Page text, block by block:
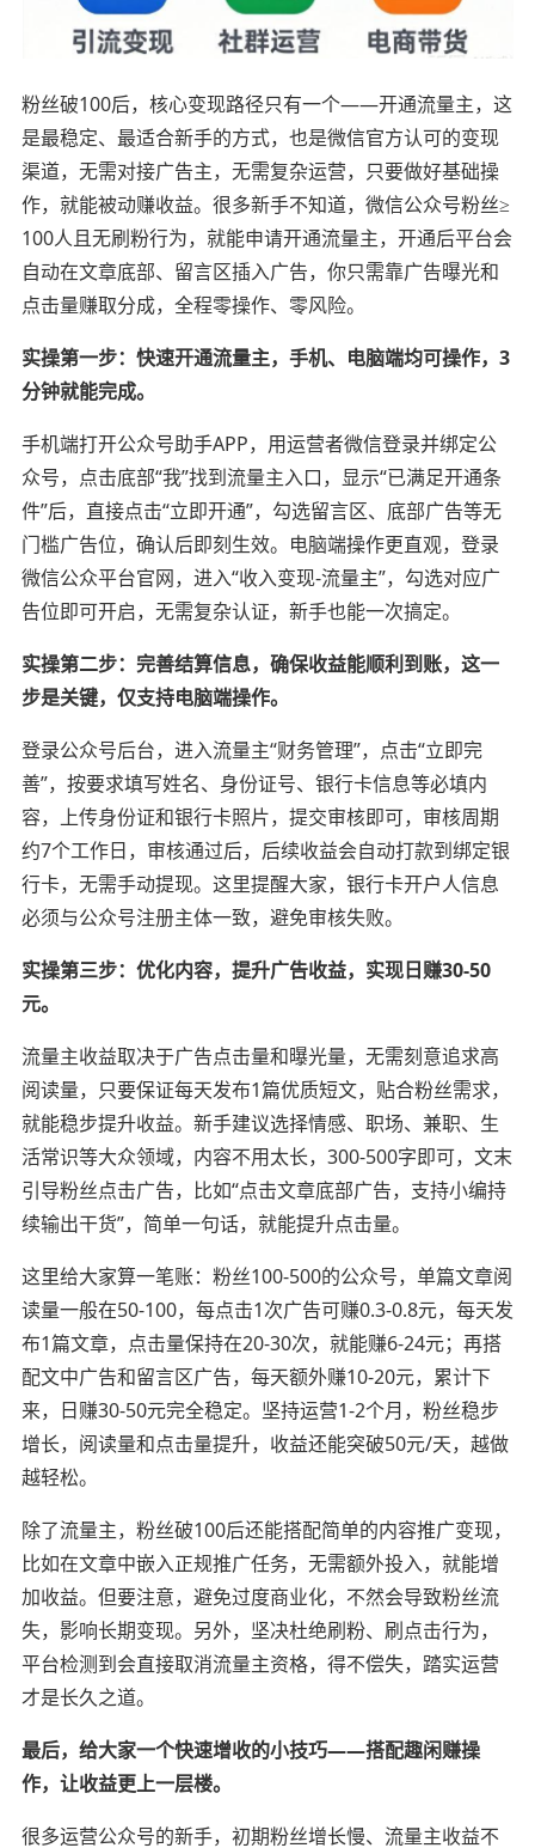
粉丝破100后，核心变现路径只有一个——开通流量主，这
是最稳定、最适合新手的方式，也是微信官方认可的变现
渠道，无需对接广告主，无需复杂运营，只要做好基础操
作，就能被动赚收益。很多新手不知道，微信公众号粉丝≥
100人且无刷粉行为，就能申请开通流量主，开通后平台会
自动在文章底部、留言区插入广告，你只需靠广告曝光和
点击量赚取分成，全程零操作、零风险。
实操第一步：快速开通流量主，手机、电脑端均可操作，3
分钟就能完成。
手机端打开公众号助手APP，用运营者微信登录并绑定公
众号，点击底部“我”找到流量主入口，显示“已满足开通条
件”后，直接点击“立即开通”，勾选留言区、底部广告等无
门槛广告位，确认后即刻生效。电脑端操作更直观，登录
微信公众平台官网，进入“收入变现-流量主”，勾选对应广
告位即可开启，无需复杂认证，新手也能一次搞定。
实操第二步：完善结算信息，确保收益能顺利到账，这一
步是关键，仅支持电脑端操作。
登录公众号后台，进入流量主“财务管理”，点击“立即完
善”，按要求填写姓名、身份证号、银行卡信息等必填内
容，上传身份证和银行卡照片，提交审核即可，审核周期
约7个工作日，审核通过后，后续收益会自动打款到绑定银
行卡，无需手动提现。这里提醒大家，银行卡开户人信息
必须与公众号注册主体一致，避免审核失败。
实操第三步：优化内容，提升广告收益，实现日赚30-50
元。
流量主收益取决于广告点击量和曝光量，无需刻意追求高
阅读量，只要保证每天发布1篇优质短文，贴合粉丝需求，
就能稳步提升收益。新手建议选择情感、职场、兼职、生
活常识等大众领域，内容不用太长，300-500字即可，文末
引导粉丝点击广告，比如“点击文章底部广告，支持小编持
续输出干货”，简单一句话，就能提升点击量。
这里给大家算一笔账：粉丝100-500的公众号，单篇文章阅
读量一般在50-100，每点击1次广告可赚0.3-0.8元，每天发
布1篇文章，点击量保持在20-30次，就能赚6-24元；再搭
配文中广告和留言区广告，每天额外赚10-20元，累计下
来，日赚30-50元完全稳定。坚持运营1-2个月，粉丝稳步
增长，阅读量和点击量提升，收益还能突破50元/天，越做
越轻松。
除了流量主，粉丝破100后还能搭配简单的内容推广变现，
比如在文章中嵌入正规推广任务，无需额外投入，就能增
加收益。但要注意，避免过度商业化，不然会导致粉丝流
失，影响长期变现。另外，坚决杜绝刷粉、刷点击行为，
平台检测到会直接取消流量主资格，得不偿失，踏实运营
才是长久之道。
最后，给大家一个快速增收的小技巧——搭配趣闲赚操
作，让收益更上一层楼。
很多运营公众号的新手，初期粉丝增长慢、流量主收益不